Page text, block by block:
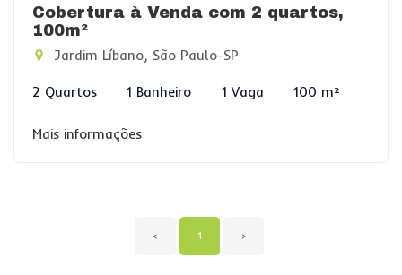
Cobertura à Venda com 2 quartos,
100m²
Jardim Líbano, São Paulo-SP
2 Quartos 1 Banheiro 1 Vaga 100 m²
Mais informações
‹ 1 ›